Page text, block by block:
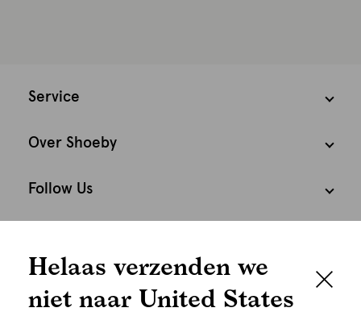
graag persoonlijk
Service
Over Shoeby
Follow Us
Nederland Nederlands
Helaas verzenden we
niet naar United States